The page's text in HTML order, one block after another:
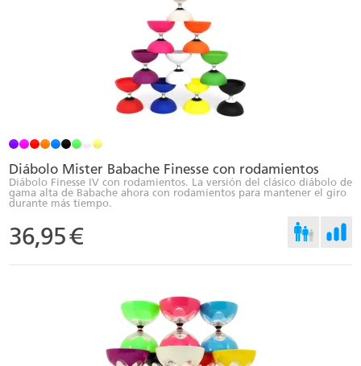
Diábolo Mister Babache Finesse con rodamientos
Diábolo Finesse IV con rodamientos. La versión del clásico diábolo de
gama alta de Babache ahora con rodamientos para mantener el giro
durante más tiempo.
36,95€